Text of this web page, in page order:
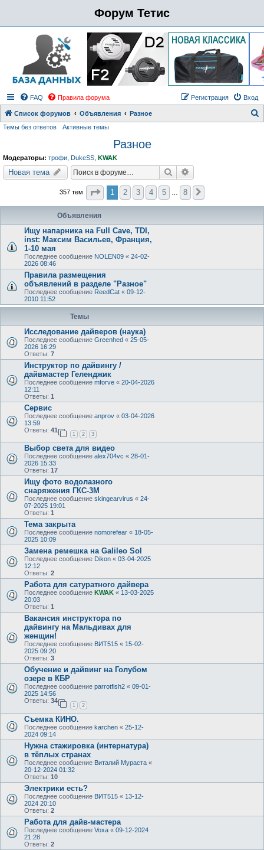
Форум Тетис
FAQ Правила форума Вход
Регистрация
Список форумов Объявления Разное
Темы без ответов Активные темы
Разное
Модераторы: трофи DukeSS KWAK
Новая тема Поиск
357 тем Страница1 из
1 2 3 4 5 8
Объявления
Ищу напарника на Full Cave, TDI,
inst: Максим Васильев, Франция,
1-10 мая
Последнее сообщение NOLEN09 « 24-02-
2026 08:46
Правила размещения
объявлений в разделе "Разное"
Последнее сообщение ReedCat « 09-12-
2010 11:52
Темы
Исследование дайверов (наука)
Последнее сообщение Greenhed « 25-05-
2026 16:29
Ответы: 7
Инструктор по дайвингу /
дайвмастер Геленджик
Последнее сообщение mforve « 20-04-2026
12:11
Ответы: 1
Сервис
Последнее сообщение anprov « 03-04-2026
13:59
Ответы: 41
1 2 3
Выбор света для видео
Последнее сообщение alex704vc « 28-01-
2026 15:33
Ответы: 17
Ищу фото водолазного
снаряжения ГКС-3М
Последнее сообщение skingearvirus « 24-
07-2025 19:01
Ответы: 1
Тема закрыта
Последнее сообщение nomorefear « 18-05-
2025 10:09
Замена ремешка на Galileo Sol
Последнее сообщение Dikon « 03-04-2025
12:12
Ответы: 2
Работа для сатуратного дайвера
Последнее сообщение KWAK « 13-03-2025
20:03
Ответы: 1
Вакансия инструктора по
дайвингу на Мальдивах для
женщин!
Последнее сообщение ВИТ515 « 15-02-
2025 09:20
Ответы: 3
Обучение и дайвинг на Голубом
озере в КБР
Последнее сообщение parrotfish2 « 09-01-
2025 14:56
Ответы: 34
1 2
Съемка КИНО.
Последнее сообщение karchen « 25-12-
2024 09:14
Нужна стажировка (интернатура)
в тёплых странах
Последнее сообщение Виталий Мураста «
20-12-2024 01:32
Ответы: 10
Электрики есть?
Последнее сообщение ВИТ515 « 13-12-
2024 20:10
Ответы: 2
Работа для дайв-мастера
Последнее сообщение Voxa « 09-12-2024
21:28
Ответы: 2